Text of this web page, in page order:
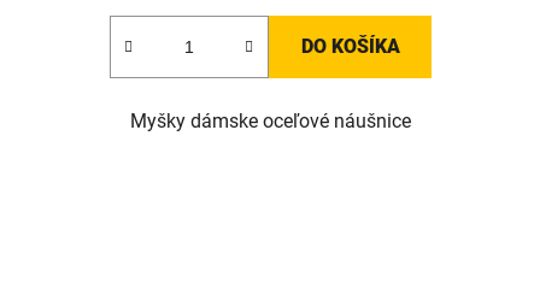
DO KOŠÍKA
Myšky dámske oceľové náušnice